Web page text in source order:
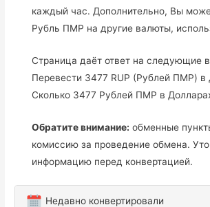
каждый час. Дополнительно, Вы
Рубль ПМР на другие валюты,
Страница даёт ответ на следующие
Перевести 3477 RUP (Рублей ПМР)
Сколько 3477 Рублей ПМР в
Обратите внимание: обменные
комиссию за проведение обмена.
информацию перед конвертацией.
Недавно конвертировали